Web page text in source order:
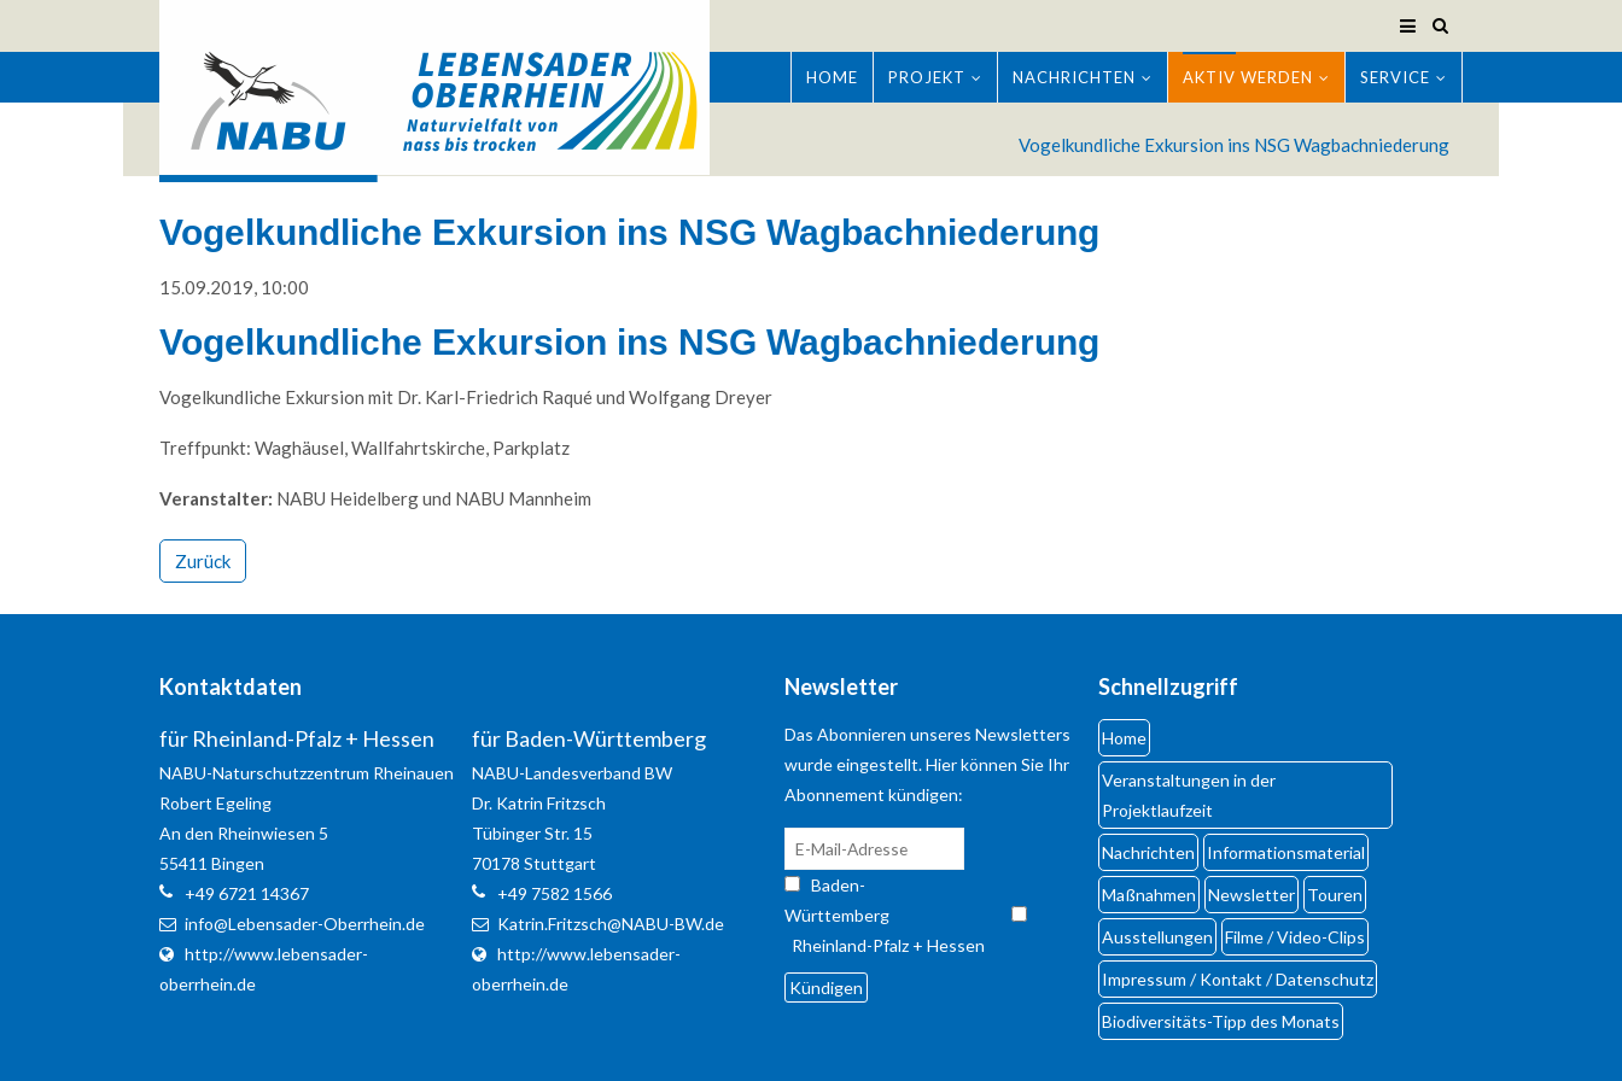
HOME PROJEKT NACHRICHTEN AKTIV WERDEN SERVICE
Vogelkundliche Exkursion ins NSG Wagbachniederung
Vogelkundliche Exkursion ins NSG Wagbachniederung
15.09.2019, 10:00
Vogelkundliche Exkursion ins NSG Wagbachniederung
Vogelkundliche Exkursion mit Dr. Karl-Friedrich Raqué und Wolfgang Dreyer
Treffpunkt: Waghäusel, Wallfahrtskirche, Parkplatz
Veranstalter: NABU Heidelberg und NABU Mannheim
Zurück
Kontaktdaten
für Rheinland-Pfalz + Hessen
NABU-Naturschutzzentrum Rheinauen
Robert Egeling
An den Rheinwiesen 5
55411 Bingen
+49 6721 14367
info@Lebensader-Oberrhein.de
http://www.lebensader-
oberrhein.de
für Baden-Württemberg
NABU-Landesverband BW
Dr. Katrin Fritzsch
Tübinger Str. 15
70178 Stuttgart
+49 7582 1566
Katrin.Fritzsch@NABU-BW.de
http://www.lebensader-
oberrhein.de
Newsletter
Das Abonnieren unseres Newsletters
wurde eingestellt. Hier können Sie Ihr
Abonnement kündigen:
Baden-
Württemberg
Rheinland-Pfalz + Hessen
Schnellzugriff
Home
Veranstaltungen in der
Projektlaufzeit
Nachrichten Informationsmaterial
Maßnahmen Newsletter Touren
Ausstellungen Filme / Video-Clips
Impressum / Kontakt / Datenschutz
Biodiversi­täts-Tipp des Monats
Web Projects
adipiscing elit. Aenean commodo ligula eget
Kontaktdaten
für Rheinland-Pfalz + Hessen
NABU-Naturschutzzentrum
Rheinauen
RobertEgeling
Kontaktformular
Your Name*
Login
Benutzername
Passwort
Anmelden